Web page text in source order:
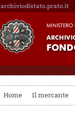
archiviodistato.prato.it
Home Il mercante